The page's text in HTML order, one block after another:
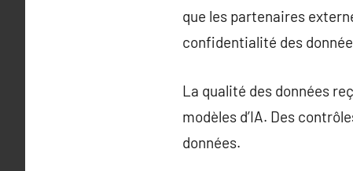
que les partenaires
confidentialité des
La qualité des données
modèles d’IA. Des
données.